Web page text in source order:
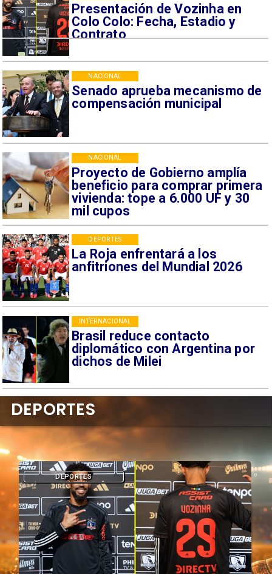
Presentación de Vozinha en
Colo Colo: Fecha, Estadio y
Contrato
Senado aprueba mecanismo de
compensación municipal
NACIONAL
Proyecto de Gobierno amplía
beneficio para comprar primera
vivienda: tope a 6.000 UF y 30
mil cupos
NACIONAL
La Roja enfrentará a los
anfitriones del Mundial 2026
DEPORTES
Brasil reduce contacto
diplomático con Argentina por
dichos de Milei
INTERNACIONAL
DEPORTES
DEPORTES